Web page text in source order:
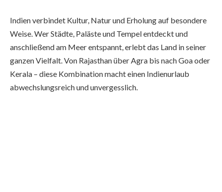
Indien verbindet Kultur, Natur und Erholung auf besondere
Weise. Wer Städte, Paläste und Tempel entdeckt und
anschließend am Meer entspannt, erlebt das Land in seiner
ganzen Vielfalt. Von Rajasthan über Agra bis nach Goa oder
Kerala – diese Kombination macht einen Indienurlaub
abwechslungsreich und unvergesslich.